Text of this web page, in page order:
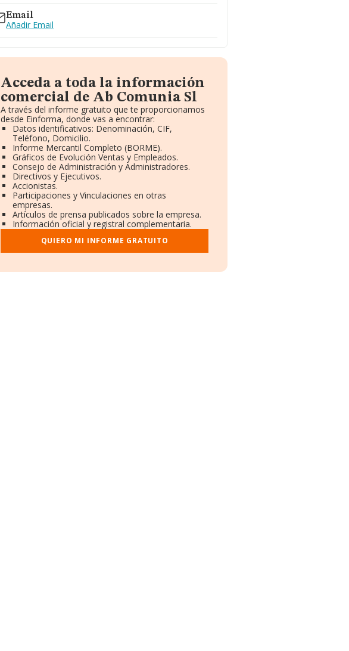
Email
Añadir Email
Acceda a toda la información
comercial de Ab Comunia Sl
A través del informe gratuito que te proporcionamos
desde Einforma, donde vas a encontrar:
Datos identificativos: Denominación, CIF,
Teléfono, Domicilio.
Informe Mercantil Completo (BORME).
Gráficos de Evolución Ventas y Empleados.
Consejo de Administración y Administradores.
Directivos y Ejecutivos.
Accionistas.
Participaciones y Vinculaciones en otras
empresas.
Artículos de prensa publicados sobre la empresa.
Información oficial y registral complementaria.
QUIERO MI INFORME GRATUITO